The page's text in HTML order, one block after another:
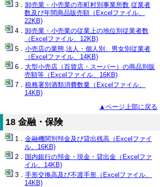
卸売業・小売業の市町村別事業所数,従業者
数及び年間商品販売額（Excelファイル、
22KB)
卸売業・小売業の従業上の地位別従業者数
（Excelファイル、12KB)
小売店の業態,法人・個人別、男女別従業者
（Excelファイル、14KB)
大型小売店（百貨店・スーパー）の商品別販
売額等（Excelファイル、16KB)
税務署別酒類消費数量（Excelファイル、
14KB)
▲ページ上部に戻る
18 金融・保険
金融機関別預金及び貸出残高（Excelファイ
ル、16KB)
国内銀行の預金・現金・貸出金（Excelファ
イル、14KB)
手形交換高及び不渡手形（Excelファイル、
14KB)